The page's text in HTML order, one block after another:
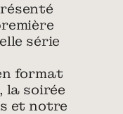
série
format
la soirée
et notre